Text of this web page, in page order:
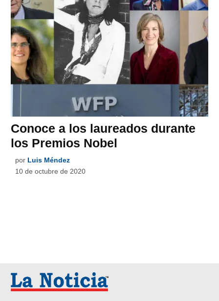
Conoce a los laureados durante
los Premios Nobel
por Luis Méndez
10 de octubre de 2020